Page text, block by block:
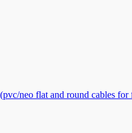
and round cables for